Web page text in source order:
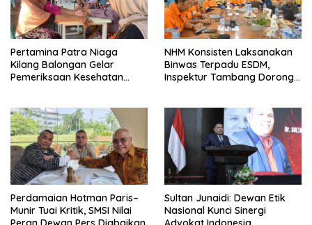
Pertamina Patra Niaga
Kilang Balongan Gelar
Pemeriksaan Kesehatan
NHM Konsisten Laksanakan
Binwas Terpadu ESDM,
Inspektur Tambang Dorong
Perdamaian Hotman Paris–
Munir Tuai Kritik, SMSI Nilai
Sultan Junaidi: Dewan Etik
Nasional Kunci Sinergi